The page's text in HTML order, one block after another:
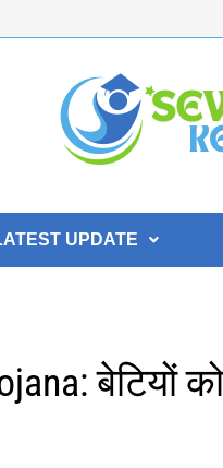
UPDATE
बेटियों